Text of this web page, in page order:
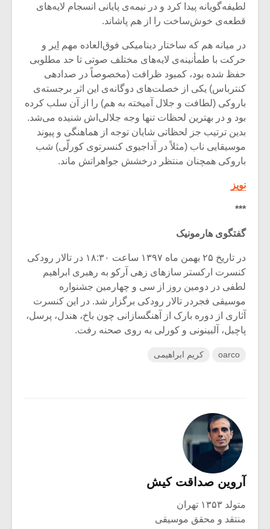
لطیفه‌گویانه پیدا کرد و در نیمه‌ی پایانی انسجام لایه‌های
قطعه‌ی خوش‌ساخت را از هم پاشاند.
در میانه هم که ساختار دینامیکی فوق‌العاده مهم اِیر و
حرکت با طمأنینه‌ی لایه‌های مختلف صوتی تا حد مطلوبی
حفظ شده بود، کمبود ظرافت (مخصوصاً در صدادهی
کنترباس) یکی از خصلت‌های دوگانه‌ی این اثر برجسته‌ی
باروکی (لطافت و جلال آمیخته به هم) را از آن سلب کرده
بود و در بهترین لحظات تنها وجه جلالی‌اش شنیده می‌شد.
بدین ترتیب جز لحظاتی شایان توجه از هماهنگی و پیوند
موسیقایی ناب (مثلاً در آداجیوی کنسرتوی کورلّی) شب
باروکی همچنان منتظر درخشش جواهراتش ماند.
نویز
***
گفتگوی هارمونیک
در تاریخ ۲۵ بهمن ماه ۱۳۹۷ ساعت ۱۸:۳۰ در تالار رودکی
کنسرت ارکستر سازهای زهی آرکو به رهبری ابراهیم
لطفی در دومین روز از سی و چهارمین جشنواره
موسیقی فجردر تالار رودکی برگزار شد. در این کنسرت
آثاری از دوره بارک از آهنگسازانی چون باخ، هندل، پرسل،
پاچبل، آلبینونی و کورلی به روی صحنه رفت.
oarco کریم ابراهیمی
آروین صداقت کیش
متولد ۱۳۵۳ تهران
منتقد و محقق موسیقی
اگر نمی توانی
بدنام ترین باش